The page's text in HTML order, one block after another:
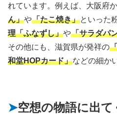
れています。例えば、大阪府
ん」や「たこ焼き」といった
理「ふなずし」や「サラダパ
その他にも、滋賀県が発祥の
和堂HOPカード」などの細か
空想の物語に出